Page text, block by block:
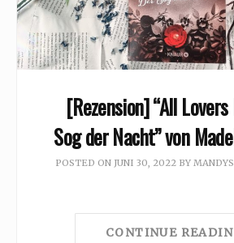
[Rezension] “All
Sog der Nacht” von
POSTED ON JUNI 30, 2022 BY
CONTINUE